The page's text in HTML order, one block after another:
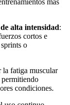
más
alta intensidad:
cortos e
o
la fatiga muscular
condiciones.